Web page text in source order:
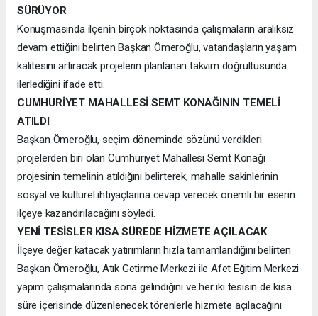
SÜRÜYOR
Konuşmasında ilçenin birçok noktasında çalışmaların aralıksız
devam ettiğini belirten Başkan Ömeroğlu, vatandaşların yaşam
kalitesini artıracak projelerin planlanan takvim doğrultusunda
ilerlediğini ifade etti.
CUMHURİYET MAHALLESİ SEMT KONAĞININ TEMELİ
ATILDI
Başkan Ömeroğlu, seçim döneminde sözünü verdikleri
projelerden biri olan Cumhuriyet Mahallesi Semt Konağı
projesinin temelinin atıldığını belirterek, mahalle sakinlerinin
sosyal ve kültürel ihtiyaçlarına cevap verecek önemli bir eserin
ilçeye kazandırılacağını söyledi.
YENİ TESİSLER KISA SÜREDE HİZMETE AÇILACAK
İlçeye değer katacak yatırımların hızla tamamlandığını belirten
Başkan Ömeroğlu, Atık Getirme Merkezi ile Afet Eğitim Merkezi
yapım çalışmalarında sona gelindiğini ve her iki tesisin de kısa
süre içerisinde düzenlenecek törenlerle hizmete açılacağını